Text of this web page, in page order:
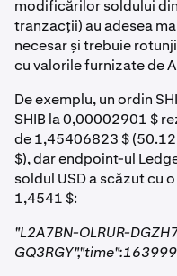
modificărilor soldului
tranzacții) au adesea
necesar și trebuie
cu valorile furnizate de
De exemplu, un ordin
SHIB la 0,00002901 $
de 1,45406823 $
$), dar endpoint-ul
soldul USD a scăzut cu
1,4541 $:
"L2A7BN-OLRUR-